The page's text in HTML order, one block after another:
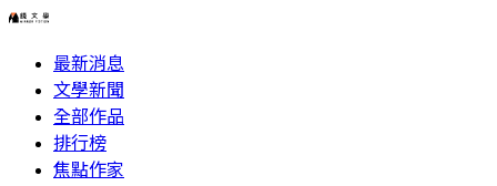
最新消息
文學新聞
全部作品
排行榜
焦點作家